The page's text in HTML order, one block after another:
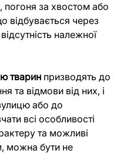
погоня за хвостом або
відбувається через
належної
тварин призводять до
та відмови від них, і
або до
всі особливості
та можливі
можна бути не